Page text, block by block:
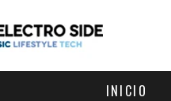
INICIO